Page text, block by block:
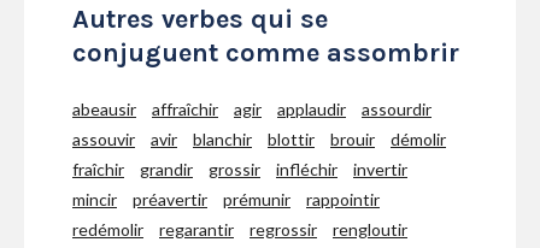
Autres verbes qui se
conjuguent comme assombrir
abeausir affraîchir agir applaudir
assourdir
assouvir
avir blanchir blottir brouir
démolir
fraîchir
grandir grossir infléchir
invertir
mincir
préavertir prémunir
rappointir
redémolir
regarantir regrossir
rengloutir